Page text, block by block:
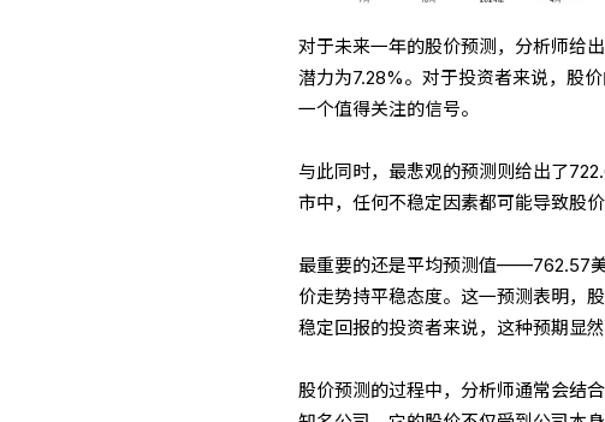
对于未来一年的股价预测，分析师给
潜力为7.28%。对于投资者来说，股
一个值得关注的信号。
与此同时，最悲观的预测则给出了
市中，任何不稳定因素都可能导致股
最重要的还是平均预测值——762.57
价走势持平稳态度。这一预测表明，
稳定回报的投资者来说，这种预期显
股价预测的过程中，分析师通常会结